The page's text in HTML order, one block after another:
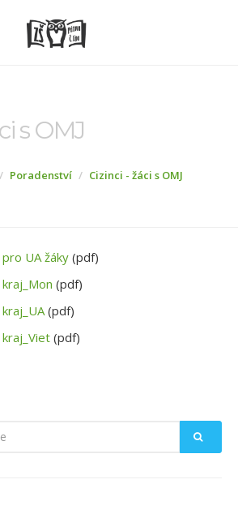
s OMJ
Poradenství Cizinci - žáci s OMJ
UA žáky (pdf)
(pdf)
(pdf)
(pdf)